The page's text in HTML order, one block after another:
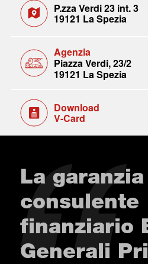
P.zza Verdi 23 int. 3
19121 La Spezia
Agenzia
Piazza Verdi, 23/2
19121 La Spezia
Download
V-Card
La
consulente
finanziario
Generali